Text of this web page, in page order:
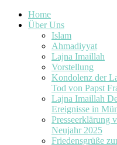
Home
Über Uns
Islam
Ahmadiyyat
Lajna Imaillah
Vorstellung
Kondolenz der
Tod von Papst
Lajna Imaillah
Ereignisse in
Presseerklärung
Neujahr 2025
Friedensgrüße